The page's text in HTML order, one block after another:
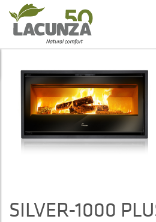
SILVER-1000